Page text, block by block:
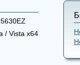
/ Vista x64